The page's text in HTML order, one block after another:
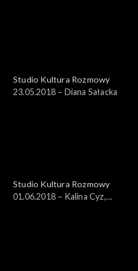
Studio Kultura Rozmowy
23.05.2018 – Diana Sałacka
Studio Kultura Rozmowy
01.06.2018 – Kalina Cyz,